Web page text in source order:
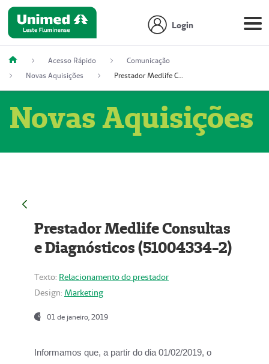
Login
Acesso Rápido
Comunicação
Novas Aquisições
Prestador Medlife Consultas e Diagnósticos (51004334-2)
Novas Aquisições
Prestador Medlife Consultas
e Diagnósticos (51004334-2)
Texto: Relacionamento do prestador
Design: Marketing
01 de janeiro, 2019
Informamos que, a partir do dia 01/02/2019, o